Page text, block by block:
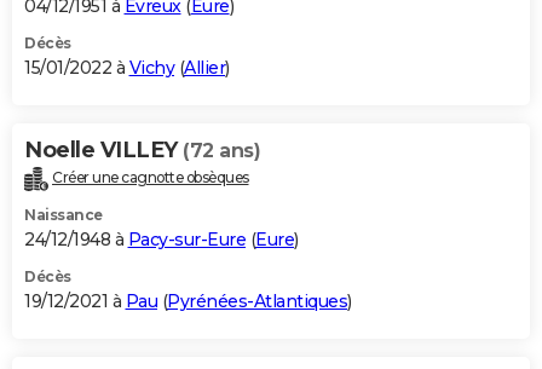
04/12/1951 à Évreux( Eure)
Décès
15/01/2022 à Vichy(Allier)
Noelle VILLEY (72 ans)
Créer une cagnotte obsèques
Naissance
24/12/1948 à Pacy-sur-Eure (Eure)
Décès
19/12/2021 à Pau (Pyrénées-Atlantiques)